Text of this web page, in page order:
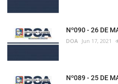
Nº090 - 26 DE
DOA Jun 17, 2021
Nº089 - 25 DE